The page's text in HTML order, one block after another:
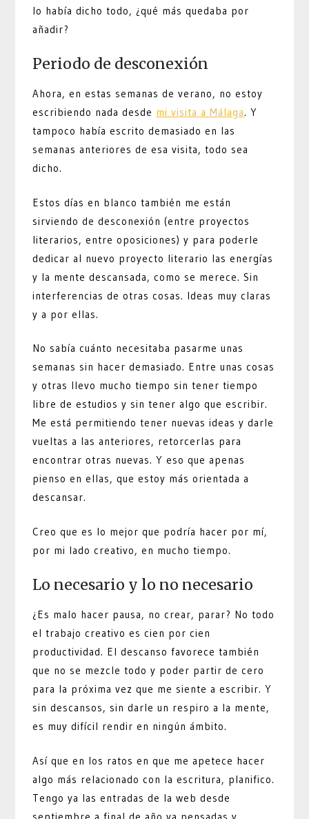
lo había dicho todo, ¿qué más quedaba por
añadir?
Periodo de desconexión
Ahora, en estas semanas de verano, no estoy
escribiendo nada desde mi visita a Málaga. Y
tampoco había escrito demasiado en las
semanas anteriores de esa visita, todo sea
dicho.
Estos días en blanco también me están
sirviendo de desconexión (entre proyectos
literarios, entre oposiciones) y para poderle
dedicar al nuevo proyecto literario las energías
y la mente descansada, como se merece. Sin
interferencias de otras cosas. Ideas muy claras
y a por ellas.
No sabía cuánto necesitaba pasarme unas
semanas sin hacer demasiado. Entre unas cosas
y otras llevo mucho tiempo sin tener tiempo
libre de estudios y sin tener algo que escribir.
Me está permitiendo tener nuevas ideas y darle
vueltas a las anteriores, retorcerlas para
encontrar otras nuevas. Y eso que apenas
pienso en ellas, que estoy más orientada a
descansar.
Creo que es lo mejor que podría hacer por mí,
por mi lado creativo, en mucho tiempo.
Lo necesario y lo no necesario
¿Es malo hacer pausa, no crear, parar? No todo
el trabajo creativo es cien por cien
productividad. El descanso favorece también
que no se mezcle todo y poder partir de cero
para la próxima vez que me siente a escribir. Y
sin descansos, sin darle un respiro a la mente,
es muy difícil rendir en ningún ámbito.
Así que en los ratos en que me apetece hacer
algo más relacionado con la escritura, planifico.
Tengo ya las entradas de la web desde